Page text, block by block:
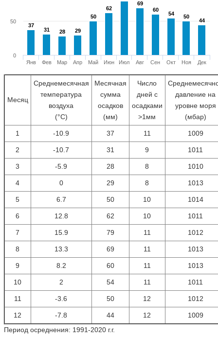
37
37
31
31 28
28 29
29
50
50
62
62
69
69
60
60
54
54 50
50
44
44
Янв Фев Мар Апр Май Июн Июл Авг Сен Окт Ноя Дек
0
50
Месяц
Среднемесячная
температура
воздуха
(°С)
Месячная
сумма
осадков
(мм)
Число
дней с
осадками
>1мм
давление на
уровне моря
(мбар)
1 -10.9 37 11 1009
2 -10.7 31 9 1011
3 -5.9 28 8 1010
4 0 29 8 1013
5 6.7 50 10 1014
6 12.8 62 10 1011
7 15.9 79 11 1012
8 13.3 69 11 1013
9 8.2 60 11 1013
10 2 54 11 1011
11 -3.6 50 12 1012
12 -7.8 44 12
1009
Период осреднения: 1991-2020 г.г.